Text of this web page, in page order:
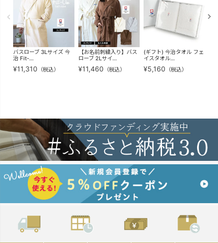
バスローブ 3Lサイズ 今
治 Fit-...
¥11,310 （税込）
【お名前刺繍入り】バス
ローブ 2Lサイ...
¥11,460 （税込）
(ギフト) 今治タオル フェ
イスタオル...
¥5,160 （税込）